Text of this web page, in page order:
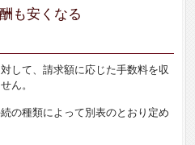
も安くなる
して、請求額に応じた手数料を収
ん。
の種類によって別表のとおり定め